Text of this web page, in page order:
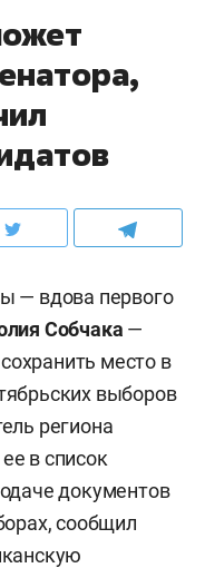
— вдова первого
Собчака —
место в
выборов
региона
в список
документов
сообщил